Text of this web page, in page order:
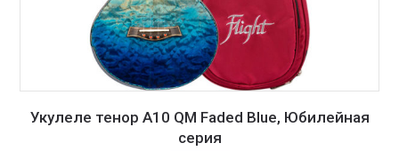
Укулеле тенор A10 QM Faded Blue, Юбилейная
серия